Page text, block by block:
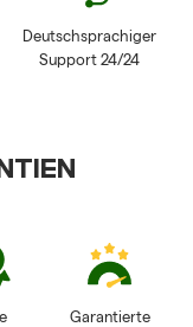
Deutschsprachiger
Support 24/24
Garantierte